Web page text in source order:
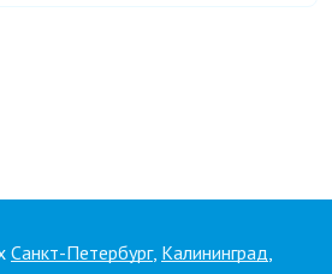
Санкт-Петербург, Калининград,